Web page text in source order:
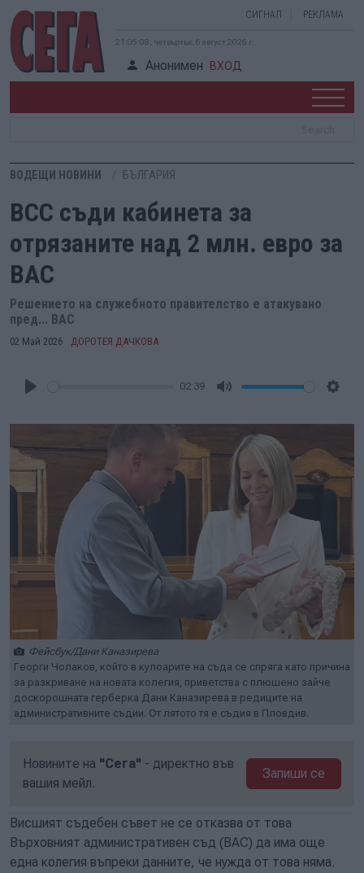
СИГНАЛ РЕКЛАМА
21:05:08, четвъртък, 6 август 2026 г.
Анонимен ВХОД
ВОДЕЩИ НОВИНИ БЪЛГАРИЯ
ВСС съди кабинета за
отрязаните над 2 млн. евро за
ВАС
Решението на служебното правителство е атакувано
пред... ВАС
02 Май 2026 ДОРОТЕЯ ДАЧКОВА
02:39
Фейсбук/Дани Каназирева
Георги Чолаков, който в кулоарите на съда се спряга като причина
за разкриване на новата колегия, приветства с плюшено зайче
доскорошната герберка Дани Каназирева в редиците на
административните съдии. От лятото тя е съдия в Пловдив.
Новините на "Сега" - директно във
вашия мейл.
Запиши се
Висшият съдебен съвет не се отказва от това
Върховният административен съд (ВАС) да има още
една колегия въпреки данните, че нужда от това няма.